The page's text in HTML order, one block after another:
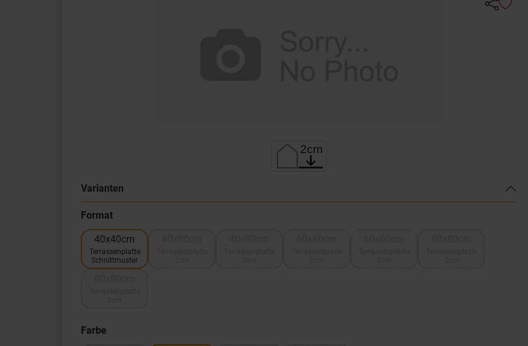
Varianten
Format
40x40cm
Terrassenplatte
Schnittmuster
Farbe